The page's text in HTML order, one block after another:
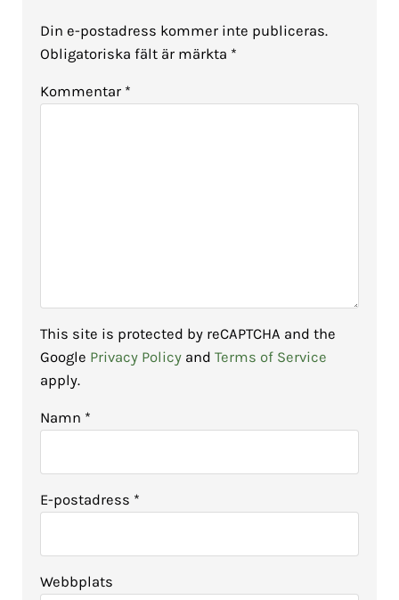
Din e-postadress kommer inte publiceras.
Obligatoriska fält är märkta *
Kommentar *
This site is protected by reCAPTCHA and the
Google Privacy Policyand Terms of Service
apply.
Namn *
E-postadress *
Webbplats